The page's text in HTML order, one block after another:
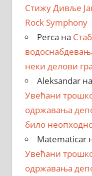
Стижу Дивље
Rock Symphony
Perca на
неки делови
Aleksandarна
Увећани
одржавања
било
Matematicar
Увећани
одржавања